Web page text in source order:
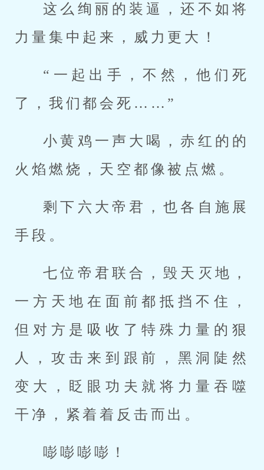
这么绚丽的装逼，还不如将
力量集中起来，威力更大！
“一起出手，不然，他们死
了，我们都会死……”
小黄鸡一声大喝，赤红的的
火焰燃烧，天空都像被点燃。
剩下六大帝君，也各自施展
手段。
七位帝君联合，毁天灭地，
一方天地在面前都抵挡不住，
但对方是吸收了特殊力量的狠
人，攻击来到跟前，黑洞陡然
变大，眨眼功夫就将力量吞噬
干净，紧着着反击而出。
嘭嘭嘭嘭！